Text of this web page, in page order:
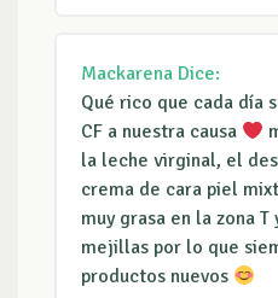
Mackarena Dice:
Qué rico que cada día
CF a nuestra causa
la leche virginal, el
crema de cara piel
muy grasa en la zona
mejillas por lo que
productos nuevos